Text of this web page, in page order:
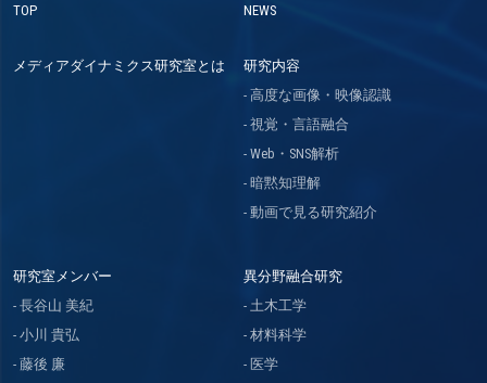
TOP NEWS
メディアダイナミクス研究室とは
研究内容
高度な画像・映像認識
視覚・言語融合
Web・SNS解析
暗黙知理解
動画で見る研究紹介
研究室メンバー
長谷山 美紀
小川 貴弘
藤後 廉
異分野融合研究
土木工学
材料科学
医学